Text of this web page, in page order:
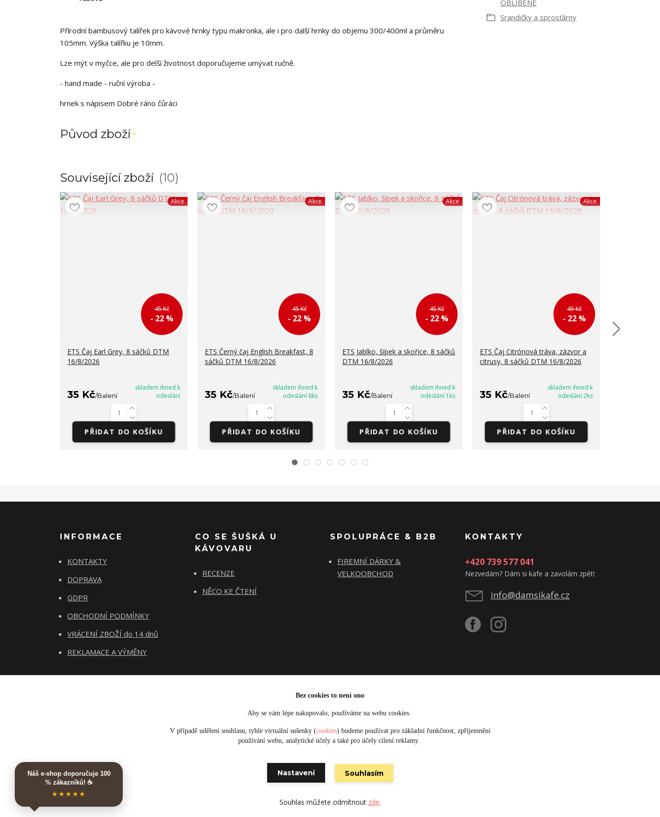
Náš e-shop doporučuje 100
% zákazníků! ☕
★★★★★
Přírodní bambusový talířek pro kávové hrnky typu makronka, ale i pro další hrnky do objemu 300/400ml a průměru
105mm. Výška talířku je 10mm.
Lze mýt v myčce, ale pro delší životnost doporučujeme umývat ručně.
- hand made - ruční výroba -
hrnek s nápisem Dobré ráno čůráci
Původ zboží
OBLÍBENÉ
Srandičky a sprosťárny
Související zboží 10
Akce
45 Kč
- 22 %
ETS Čaj Earl Grey, 8 sáčků DTM
16/8/2026
35 Kč/Balení
skladem ihned k
odeslání
PŘIDAT DO KOŠÍKU
Akce
45 Kč
- 22 %
ETS Černý čaj English Breakfast, 8
sáčků DTM 16/8/2026
35 Kč/Balení
skladem ihned k
odeslání 8ks
PŘIDAT DO KOŠÍKU
Akce
45 Kč
- 22 %
ETS Jablko, šípek a skořice, 8 sáčků
DTM 16/8/2026
35 Kč/Balení
skladem ihned k
odeslání 1ks
PŘIDAT DO KOŠÍKU
Akce
45 Kč
- 22 %
ETS Čaj Citrónová tráva, zázvor a
citrusy, 8 sáčků DTM 16/8/2026
35 Kč/Balení
skladem ihned k
odeslání 2ks
PŘIDAT DO KOŠÍKU
INFORMACE
KONTAKTY
DOPRAVA
GDPR
OBCHODNÍ PODMÍNKY
VRÁCENÍ ZBOŽÍ do 14 dnů
REKLAMACE A VÝMĚNY
CO SE ŠUŠKÁ U
KÁVOVARU
RECENZE
NĚCO KE ČTENÍ
SPOLUPRÁCE & B2B
FIREMNÍ DÁRKY &
VELKOOBCHOD
KONTAKTY
+420 739 577 041
Nezvedám? Dám si kafe a zavolám zpět!
info@damsikafe.cz
Upravit sběr cookies.
Obrázky jsou pouze ilustrativní © 2025 Designed by Damsikafe.cz
Vytvořeno na
Bez cookies to není ono
Aby se vám lépe nakupovalo, používáme na webu cookies.
V případě udělení souhlasu, tyhle virtuální sušenky (cookies) budeme používat pro základní funkčnost, zpříjemnění
používání webu, analytické účely a také pro účely cílení reklamy.
Nastavení Souhlasím
Souhlas můžete odmítnout zde.